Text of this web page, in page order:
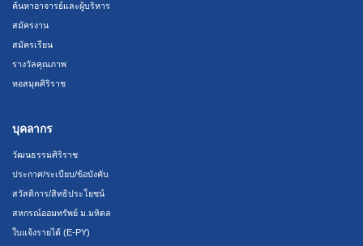
ค้นหาอาจารย์และผู้บริหาร
สมัครงาน
สมัครเรียน
รางวัลคุณภาพ
หอสมุดศิริราช
บุคลากร
วัฒนธรรมศิริราช
ประกาศ/ระเบียบ/ข้อบังคับ
สวัสดิการ/สิทธิประโยชน์
สหกรณ์ออมทรัพย์ ม.มหิดล
ใบแจ้งรายได้ (E-PY)